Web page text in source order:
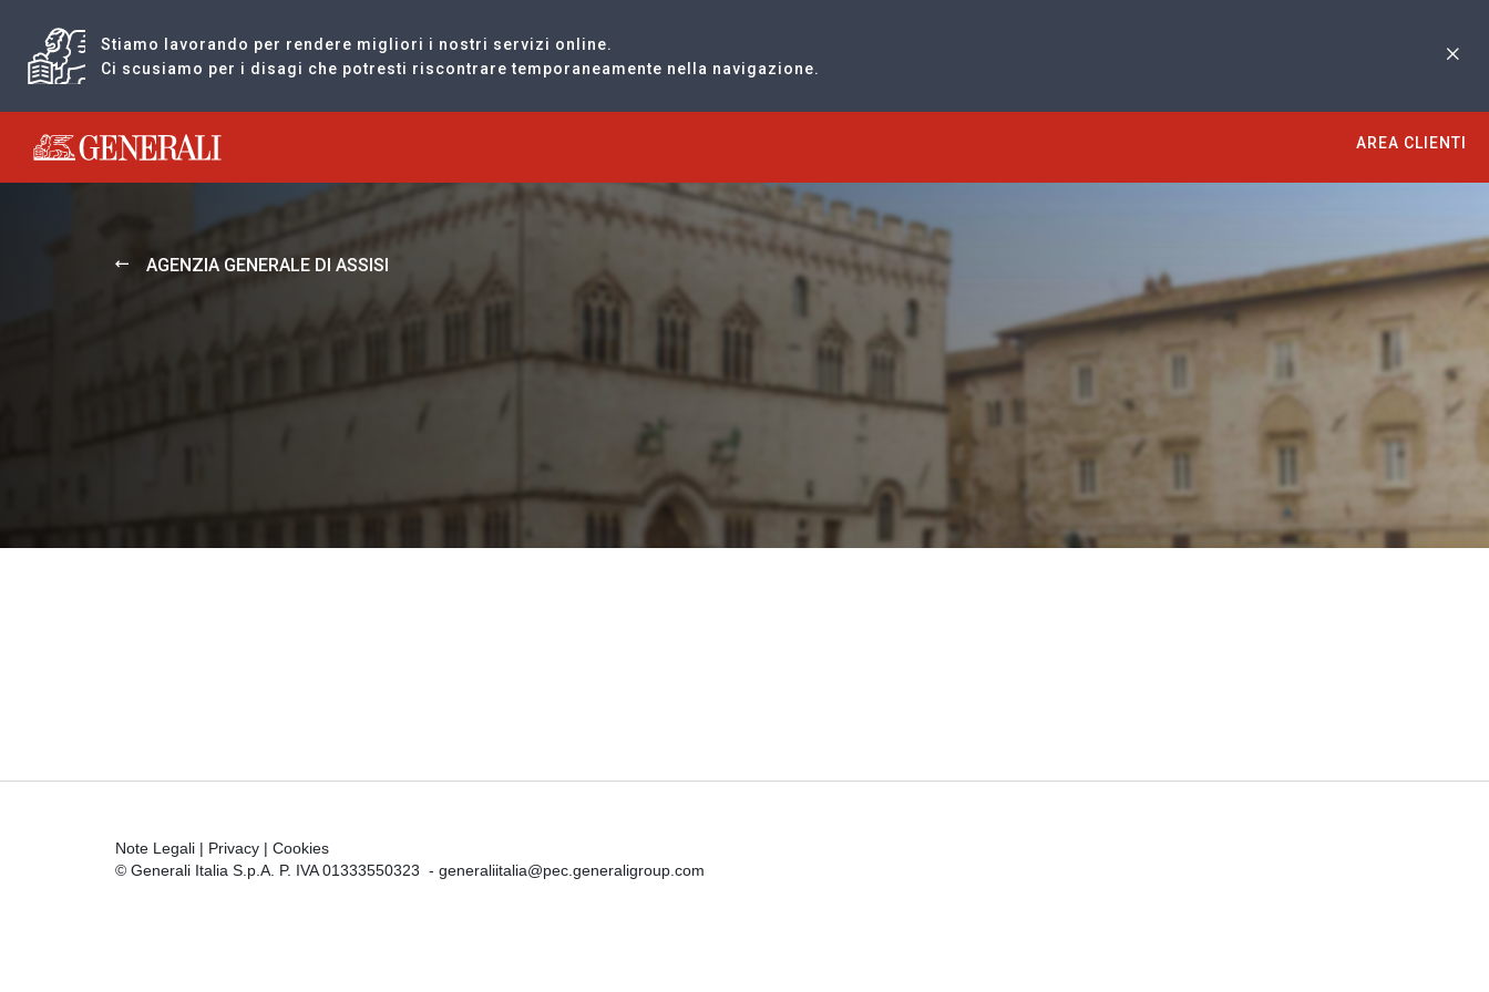
Stiamo lavorando per rendere migliori i nostri servizi online.
Ci scusiamo per i disagi che potresti riscontrare temporaneamente nella navigazione.
Generali logo
AREA CLIENTI
AGENZIA GENERALE DI ASSISI
Note Legali | Privacy | Cookies
© Generali Italia S.p.A. P. IVA 01333550323 - generaliitalia@pec.generaligroup.com